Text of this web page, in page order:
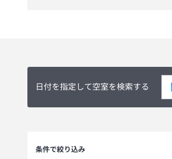
日付を指定して空室を検索する
条件で絞り込み